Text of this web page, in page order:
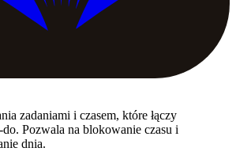
zadaniami i czasem, które łączy
Pozwala na blokowanie czasu i
dnia.